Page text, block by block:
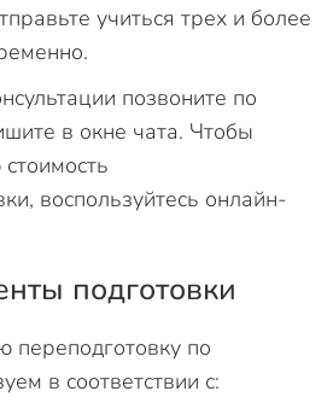
учиться трех и более
позвоните по
в окне чата. Чтобы
воспользуйтесь онлайн-
подготовки
переподготовку по
в соответствии с: